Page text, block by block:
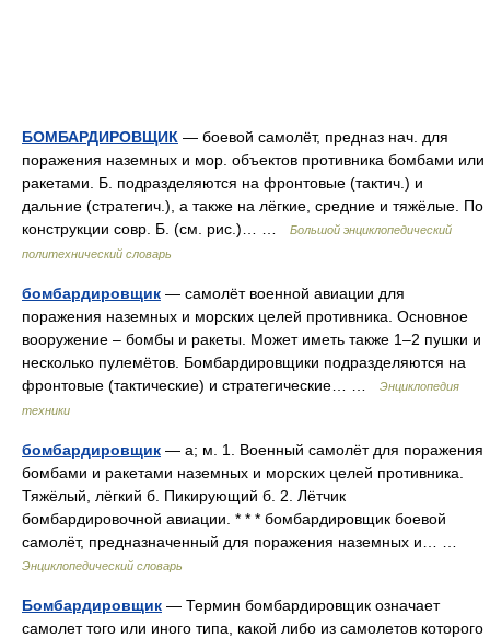
БОМБАРДИРОВЩИК — боевой самолёт, предназ нач. для
поражения наземных и мор. объектов противника бомбами или
ракетами. Б. подразделяются на фронтовые (тактич.) и
дальние (стратегич.), а также на лёгкие, средние и тяжёлые. По
конструкции совр. Б. (см. рис.)… …
Большой энциклопедический
политехнический словарь
бомбардировщик — самолёт военной авиации для
поражения наземных и морских целей противника. Основное
вооружение – бомбы и ракеты. Может иметь также 1–2 пушки и
несколько пулемётов. Бомбардировщики подразделяются на
фронтовые (тактические) и стратегические… …
Энциклопедия
техники
бомбардировщик — а; м. 1. Военный самолёт для поражения
бомбами и ракетами наземных и морских целей противника.
Тяжёлый, лёгкий б. Пикирующий б. 2. Лётчик
бомбардировочной авиации. * * * бомбардировщик боевой
самолёт, предназначенный для поражения наземных и… …
Энциклопедический словарь
Бомбардировщик — Термин бомбардировщик означает
самолет того или иного типа, какой либо из самолетов которого